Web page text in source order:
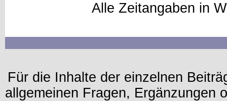
Alle Zeitangaben in
Für die Inhalte der einzelnen
allgemeinen Fragen, Ergänzungen